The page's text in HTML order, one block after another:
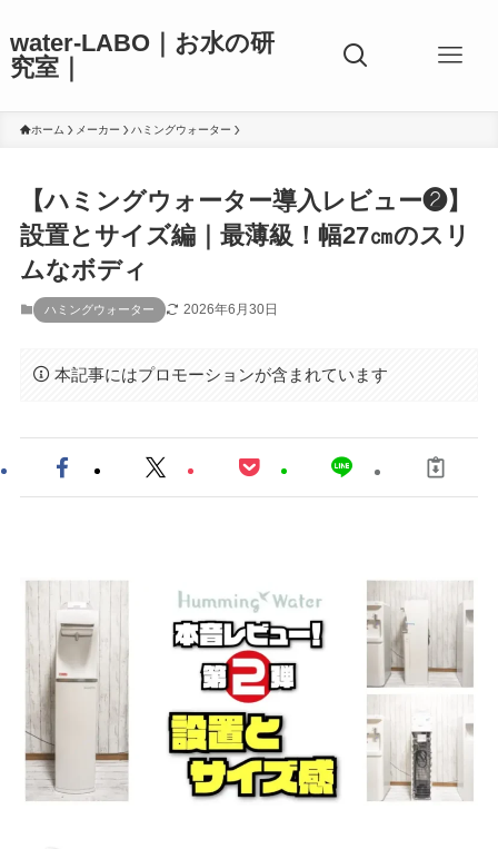
water-LABO｜お水の研
究室｜
ホーム メーカー ハミングウォーター
【ハミングウォーター導入レビュー❷】
設置とサイズ編｜最薄級！幅27㎝のスリ
ムなボディ
ハミングウォーター 2026年6月30日
本記事にはプロモーションが含まれています